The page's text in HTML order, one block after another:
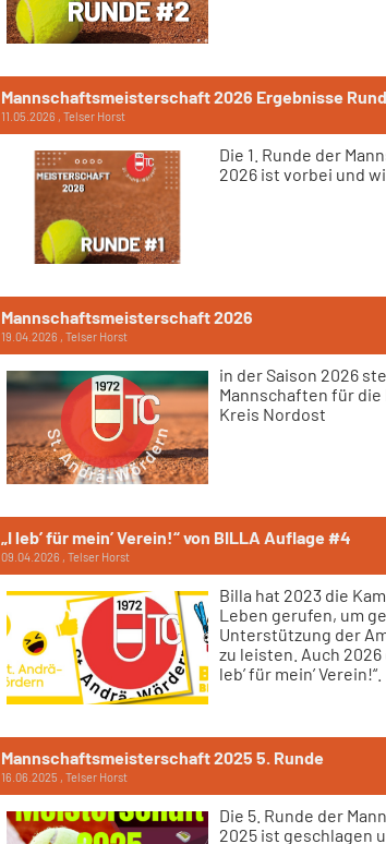
Mannschaftsmeisterschaft 2026 Ergebnisse
11.05.2026 , Telser Horst
Die 1. Runde der
2026 ist vorbei und
Mannschaftsmeisterschaft 2026
19.04.2026 , Telser Horst
in der Saison 2026
Mannschaften für
Kreis Nordost
„I leb’ für mein’ Verein!“ von BILLA Auflage #4
09.04.2026 , Telser Horst
Billa hat 2023 die
Leben gerufen, um
Unterstützung der
zu leisten. Auch
leb’ für mein’ Verein!“.
Mannschaftsmeisterschaft 2025 5. Runde
16.06.2025 , Telser Horst
Die 5. Runde der
2025 ist geschlagen